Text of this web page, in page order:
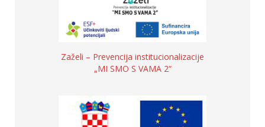
Zaželi – Prevencija institucionalizacije
„MI SMO S VAMA 2“